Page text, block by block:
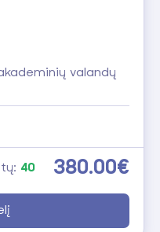
valandų
380.00€
40